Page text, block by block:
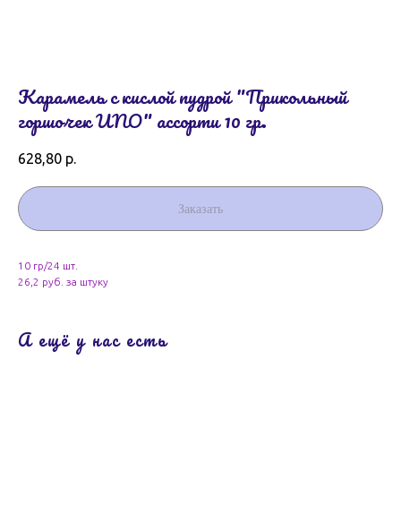
Карамель с кислой пудрой "Прикольный
горшочек UNO" ассорти 10 гр.
628,80 р.
Заказать
10 гр/24 шт.
26,2 руб. за штуку
А ещё у нас есть